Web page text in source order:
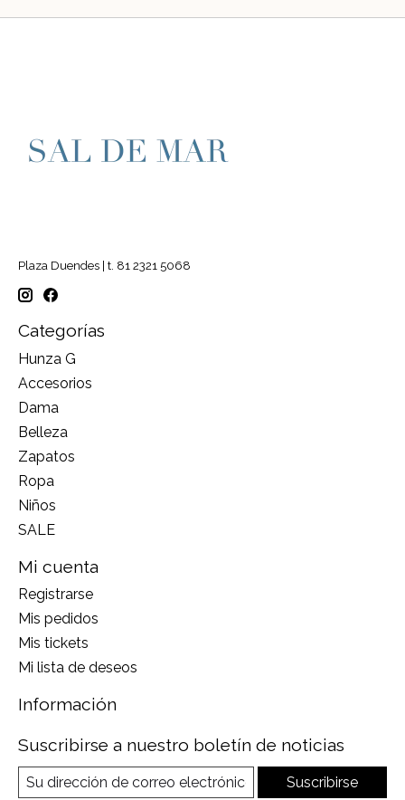
Plaza Duendes | t. 81 2321 5068
Categorías
Hunza G
Accesorios
Dama
Belleza
Zapatos
Ropa
Niños
SALE
Mi cuenta
Registrarse
Mis pedidos
Mis tickets
Mi lista de deseos
Información
Suscribirse a nuestro boletín de noticias
Suscribirse